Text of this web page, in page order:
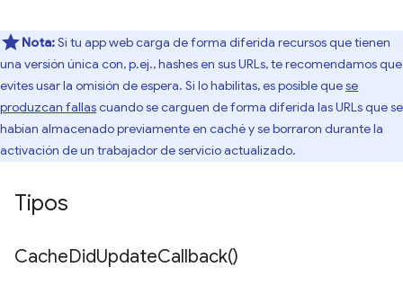
Nota:Si tu app web carga de forma diferida recursos que tienen
una versión única con, p.ej., hashes en sus URLs, te recomendamos que
evites usar la omisión de espera. Si lo habilitas, es posible quese
produzcan fallascuando se carguen de forma diferida las URLs que se
habían almacenado previamente en caché y se borraron durante la
activación de un trabajador de servicio actualizado.
Tipos
CacheDidUpdateCallback()